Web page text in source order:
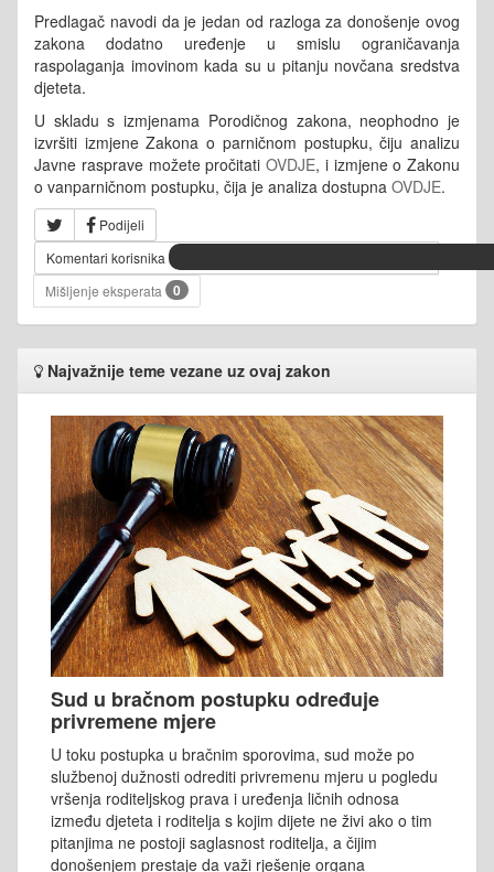
Predlagač navodi da je jedan od razloga za donošenje ovog
zakona dodatno uređenje u smislu ograničavanja
raspolaganja imovinom kada su u pitanju novčana sredstva
djeteta.
U skladu s izmjenama Porodičnog zakona, neophodno je
izvršiti izmjene Zakona o parničnom postupku, čiju analizu
Javne rasprave možete pročitati OVDJE, i izmjene o Zakonu
o vanparničnom postupku, čija je analiza dostupna OVDJE.
Podijeli
Komentari korisnika
Mišljenje eksperata
0
Najvažnije teme vezane uz ovaj zakon
Sud u bračnom postupku određuje
privremene mjere
U toku postupka u bračnim sporovima, sud može po
službenoj dužnosti odrediti privremenu mjeru u pogledu
vršenja roditeljskog prava i uređenja ličnih odnosa
između djeteta i roditelja s kojim dijete ne živi ako o tim
pitanjima ne postoji saglasnost roditelja, a čijim
donošenjem prestaje da važi rješenje organa